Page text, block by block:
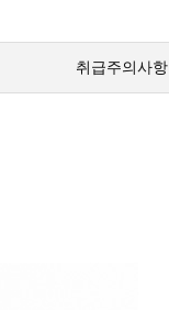
취급주의사항